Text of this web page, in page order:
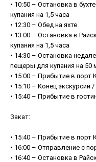
• 10:50 – Остановка в
купания на 1,5 часа
• 12:30 – Обед на яхте
• 13:00 – Остановка в
купания на 1,5 часа
• 14:30 – Остановка
пещеры для купания на 50
• 15:00 – Прибытие в порт
• 15:10 – Конец экскурсии
• 15:40 – Прибытие в
Закат:
• 15:40 – Прибытие в порт
• 16:00 – Отправление с
• 16:40 – Остановка в